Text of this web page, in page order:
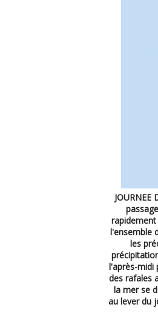
l'ensemble
les
l'après-midi
des rafales
la mer se
au lever du